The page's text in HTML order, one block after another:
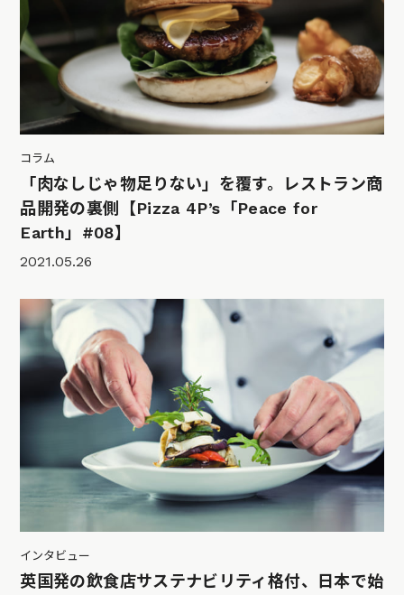
コラム
「肉なしじゃ物足りない」を覆す。レストラン商
品開発の裏側【Pizza 4P’s「Peace for
Earth」#08】
2021.05.26
インタビュー
英国発の飲食店サステナビリティ格付、日本で始